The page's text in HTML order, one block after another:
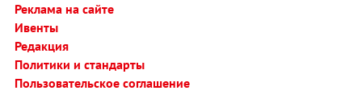
Реклама на сайте
Ивенты
Редакция
Политики и стандарты
Пользовательское соглашение